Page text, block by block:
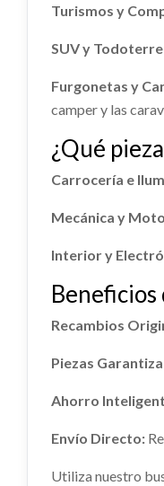
Ref: 2007144
31,03 €
Turismos y
SUV y
Furgonetas y
camper y las
¿Qué
Carrocería e
Mecánica y
Interior y
Recambios
Piezas
Ahorro
Envío Directo:
Utiliza nuestro